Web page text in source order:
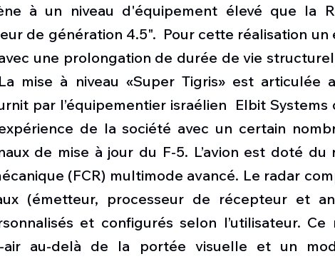
à un niveau d'équipement élevé que la
de génération 4.5".  Pour cette réalisation
une prolongation de durée de vie
mise à niveau «Super Tigris» est articulée
par l’équipementier israélien  Elbit Systems
de la société avec un certain
de mise à jour du F-5. L’avion est doté du
(FCR) multimode avancé. Le radar
(émetteur, processeur de récepteur et
et configurés selon l’utilisateur. Ce
air au-delà de la portée visuelle et un